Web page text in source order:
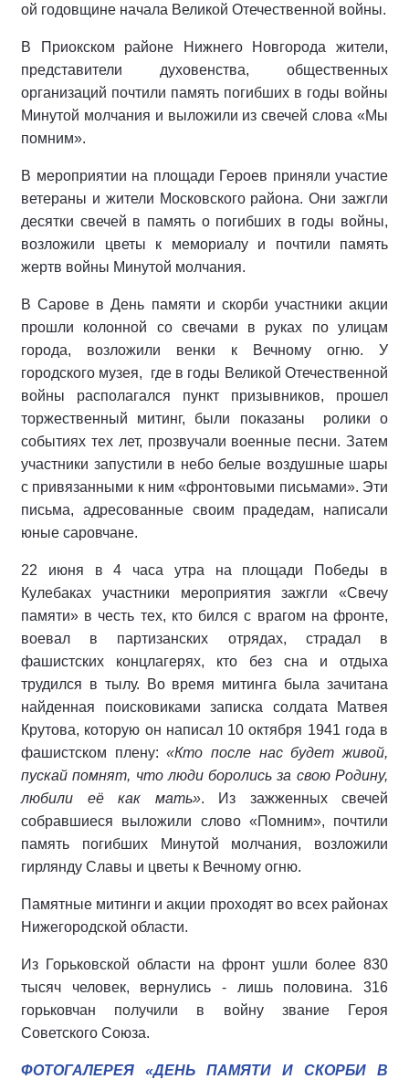
ой годовщине начала Великой Отечественной войны.
В Приокском районе Нижнего Новгорода жители,
представители духовенства, общественных
организаций почтили память погибших в годы войны
Минутой молчания и выложили из свечей слова «Мы
помним».
В мероприятии на площади Героев приняли участие
ветераны и жители Московского района. Они зажгли
десятки свечей в память о погибших в годы войны,
возложили цветы к мемориалу и почтили память
жертв войны Минутой молчания.
В Сарове в День памяти и скорби участники акции
прошли колонной со свечами в руках по улицам
города, возложили венки к Вечному огню. У
городского музея, где в годы Великой Отечественной
войны располагался пункт призывников, прошел
торжественный митинг, были показаны ролики о
событиях тех лет, прозвучали военные песни. Затем
участники запустили в небо белые воздушные шары
с привязанными к ним «фронтовыми письмами». Эти
письма, адресованные своим прадедам, написали
юные саровчане.
22 июня в 4 часа утра на площади Победы в
Кулебаках участники мероприятия зажгли «Свечу
памяти» в честь тех, кто бился с врагом на фронте,
воевал в партизанских отрядах, страдал в
фашистских концлагерях, кто без сна и отдыха
трудился в тылу. Во время митинга была зачитана
найденная поисковиками записка солдата Матвея
Крутова, которую он написал 10 октября 1941 года в
фашистском плену:«Кто после нас будет живой,
пускай помнят, что люди боролись за свою Родину,
любили её как мать». Из зажженных свечей
собравшиеся выложили слово «Помним», почтили
память погибших Минутой молчания, возложили
гирлянду Славы и цветы к Вечному огню.
Памятные митинги и акции проходят во всех районах
Нижегородской области.
Из Горьковской области на фронт ушли более 830
тысяч человек, вернулись - лишь половина. 316
горьковчан получили в войну звание Героя
Советского Союза.
ФОТОГАЛЕРЕЯ «ДЕНЬ ПАМЯТИ И СКОРБИ В